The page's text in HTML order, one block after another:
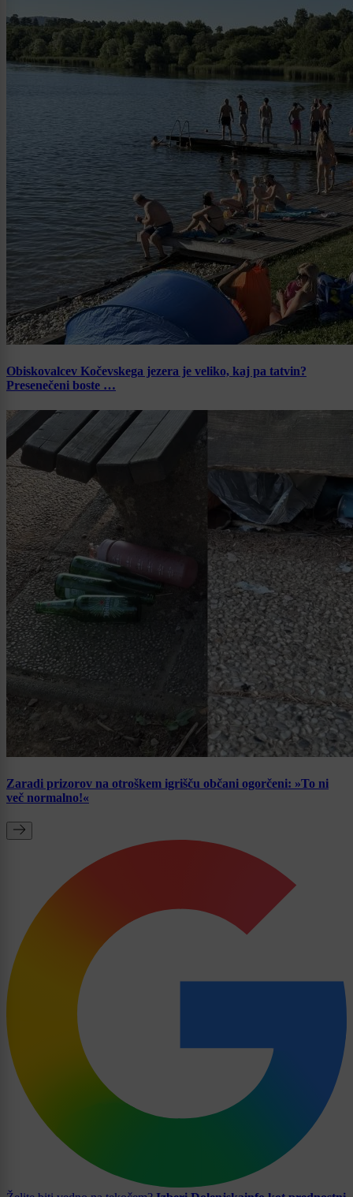
Obiskovalcev Kočevskega jezera je veliko, kaj pa tatvin?
Presenečeni boste …
Zaradi prizorov na otroškem igrišču občani ogorčeni: »To ni
več normalno!«